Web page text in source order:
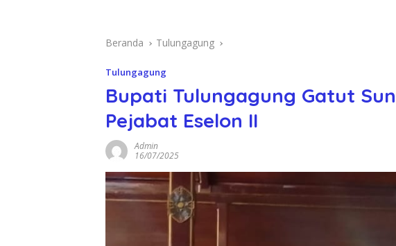
Beranda Tulungagung
Tulungagung
Bupati Tulungagung Gatut
Pejabat Eselon II
Admin
16/07/2025